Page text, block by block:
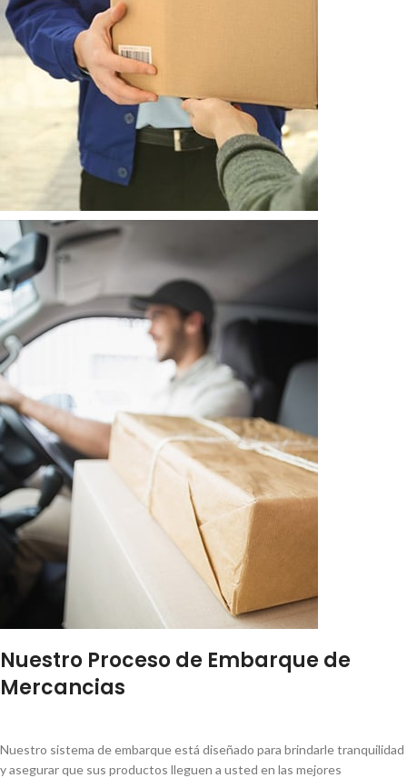
Nuestro Proceso de Embarque de
Mercancias
Nuestro sistema de embarque está diseñado para brindarle tranquilidad
y asegurar que sus productos lleguen a usted en las mejores